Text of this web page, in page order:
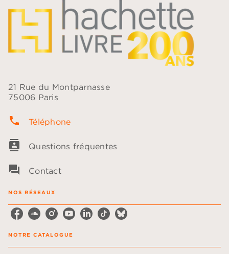
21 Rue du Montparnasse
75006 Paris
phone Téléphone
contacts Questions fréquentes
question_answer Contact
NOS RÉSEAUX
NOTRE CATALOGUE